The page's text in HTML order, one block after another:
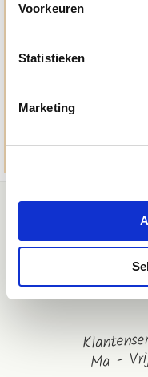
Voorkeuren
Statistieken
Marketing
06-2195 98 69
Ma -